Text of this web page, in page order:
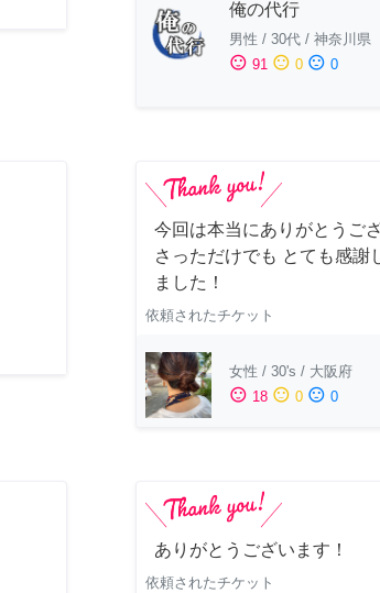
俺の代行
男性 / 30代 / 神奈川県
sentiment_satisfied 91 sentiment_neutral 0 sentiment_dissatisfied 0
今回は本当にありがとうご
さっただけでも とても感謝
ました！
依頼されたチケット
女性 / 30's / 大阪府
sentiment_satisfied 18 sentiment_neutral 0 sentiment_dissatisfied 0
ありがとうございます！
依頼されたチケット